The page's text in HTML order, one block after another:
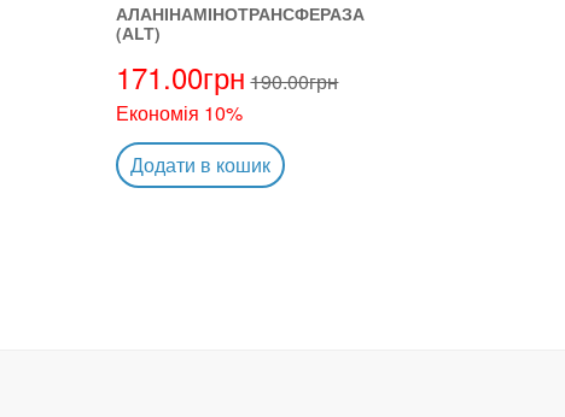
АЛАНІНАМІНОТРАНСФЕРАЗА
(АLТ)
171.00грн 190.00грн
Економія 10%
Додати в кошик